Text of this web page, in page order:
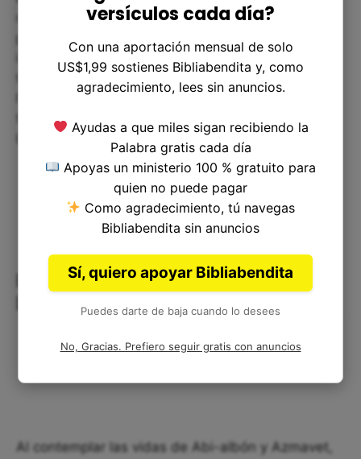
muestra de cómo Dios usa a personas diversas
para cumplir sus propósitos. Nos enseña la
importancia de ser fieles y valientes en nuestro
trabajo, independientemente de nuestras
habilidades. Además, nos anima a poner amor en
todo lo que hacemos y a aplicar los valores
bíblicos en nuestra vida cotidiana.
Reflexión Corta: Valor en la
Diversidad
Al contemplar las vidas de Abi-albón y Azmavet,
versículos cada día?
Con una aportación mensual de solo
US$1,99 sostienes Bibliabendita y, como
agradecimiento, lees sin anuncios.
Ayudas a que miles sigan recibiendo la
Palabra gratis cada día
Apoyas un ministerio 100 % gratuito para
quien no puede pagar
Como agradecimiento, tú navegas
Bibliabendita sin anuncios
Sí, quiero apoyar Bibliabendita
Puedes darte de baja cuando lo desees
No, Gracias. Prefiero seguir gratis con anuncios